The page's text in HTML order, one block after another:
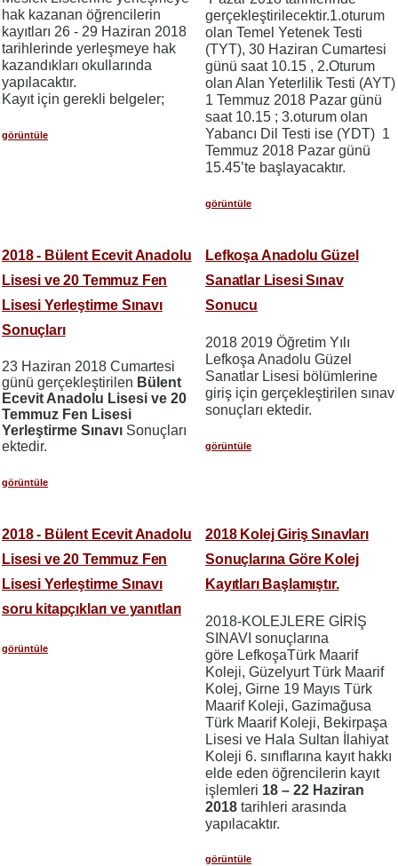
hak kazanan öğrencilerin
kayıtları 26 - 29 Haziran 2018
tarihlerinde yerleşmeye hak
kazandıkları okullarında
yapılacaktır.
Kayıt için gerekli belgeler;
görüntüle
gerçekleştirilecektir.1.oturum
olan Temel Yetenek Testi
(TYT), 30 Haziran Cumartesi
günü saat 10.15 , 2.Oturum
olan Alan Yeterlilik Testi (AYT)
1 Temmuz 2018 Pazar günü
saat 10.15 ; 3.oturum olan
Yabancı Dil Testi ise (YDT) 1
Temmuz 2018 Pazar günü
15.45’te başlayacaktır.
görüntüle
2018 - Bülent Ecevit Anadolu
Lisesi ve 20 Temmuz Fen
Lisesi Yerleştirme Sınavı
Sonuçları
23 Haziran 2018 Cumartesi
günü gerçekleştirilen Bülent
Ecevit Anadolu Lisesi ve 20
Temmuz Fen Lisesi
Yerleştirme Sınavı Sonuçları
ektedir.
görüntüle
Lefkoşa Anadolu Güzel
Sanatlar Lisesi Sınav
Sonucu
2018 2019 Öğretim Yılı
Lefkoşa Anadolu Güzel
Sanatlar Lisesi bölümlerine
giriş için gerçekleştirilen sınav
sonuçları ektedir.
görüntüle
2018 - Bülent Ecevit Anadolu
Lisesi ve 20 Temmuz Fen
Lisesi Yerleştirme Sınavı
soru kitapçıkları ve yanıtları
görüntüle
2018 Kolej Giriş Sınavları
Sonuçlarına Göre Kolej
Kayıtları Başlamıştır.
2018-KOLEJLERE GİRİŞ
SINAVI sonuçlarına
göre LefkoşaTürk Maarif
Koleji, Güzelyurt Türk Maarif
Kolej, Girne 19 Mayıs Türk
Maarif Koleji, Gazimağusa
Türk Maarif Koleji, Bekirpaşa
Lisesi ve Hala Sultan İlahiyat
Koleji 6. sınıflarına kayıt hakkı
elde eden öğrencilerin kayıt
işlemleri 18 – 22 Haziran
2018 tarihleri arasında
yapılacaktır.
görüntüle